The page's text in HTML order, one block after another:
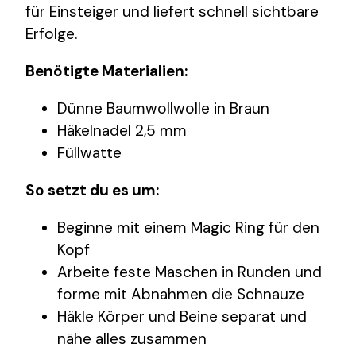
für Einsteiger und liefert schnell sichtbare
Erfolge.
Benötigte Materialien:
Dünne Baumwollwolle in Braun
Häkelnadel 2,5 mm
Füllwatte
So setzt du es um:
Beginne mit einem Magic Ring für den
Kopf
Arbeite feste Maschen in Runden und
forme mit Abnahmen die Schnauze
Häkle Körper und Beine separat und
nähe alles zusammen